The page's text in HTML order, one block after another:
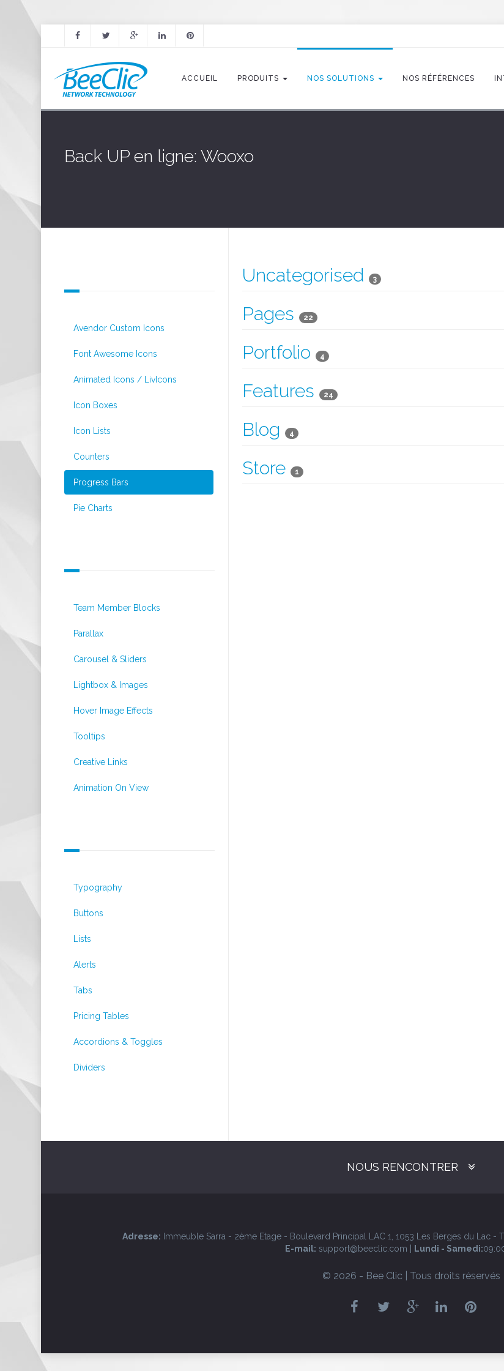
ACCUEIL PRODUITS NOS SOLUTIONS NOS RÉFÉRENCES
Back UP en ligne: Wooxo
Avendor Custom Icons
Font Awesome Icons
Animated Icons / LivIcons
Icon Boxes
Icon Lists
Counters
Progress Bars
Pie Charts
Team Member Blocks
Parallax
Carousel & Sliders
Lightbox & Images
Hover Image Effects
Tooltips
Creative Links
Animation On View
Typography
Buttons
Lists
Alerts
Tabs
Pricing Tables
Accordions & Toggles
Dividers
Uncategorised 3
Pages 22
Portfolio 4
Features 24
Blog 4
Store 1
NOUS RENCONTRER
Adresse: Immeuble Sarra - 2ème Etage - Boulevard Principal LAC 1, 1053 Les Berges du Lac -
E-mail: support@beeclic.com | Lundi - Samedi:
© 2026 - Bee Clic | Tous droits réservés